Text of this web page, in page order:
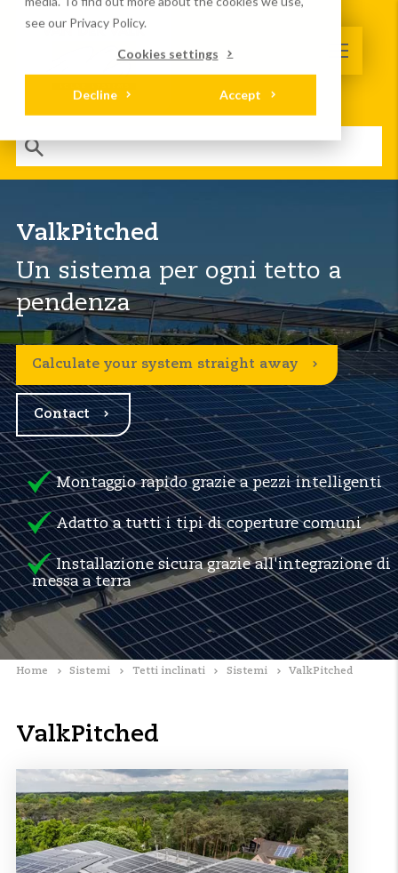
see our Privacy Policy.
Cookies settings
Accept
Decline
ValkPitched
Un sistema per ogni tetto a
pendenza
Calculate your system straight away
Contact
Montaggio rapido grazie a pezzi intelligenti
Adatto a tutti i tipi di coperture comuni
Installazione sicura grazie all'integrazione di
messa a terra
Home Sistemi Tetti inclinati Sistemi ValkPitched
ValkPitched